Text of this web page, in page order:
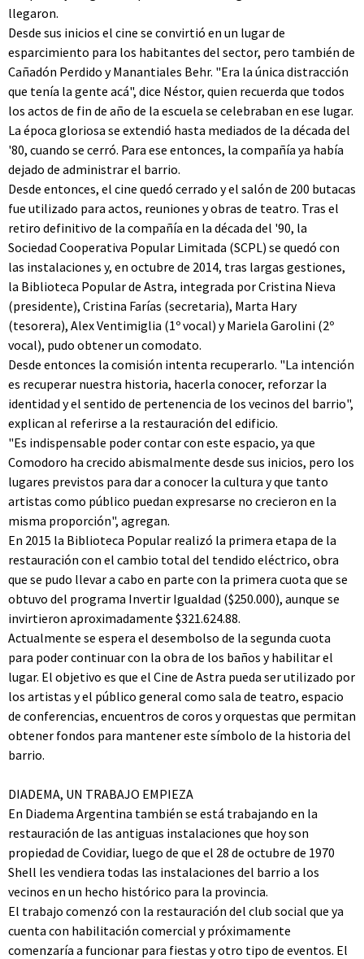
llegaron.
Desde sus inicios el cine se convirtió en un lugar de
esparcimiento para los habitantes del sector, pero también de
Cañadón Perdido y Manantiales Behr. "Era la única distracción
que tenía la gente acá", dice Néstor, quien recuerda que todos
los actos de fin de año de la escuela se celebraban en ese lugar.
La época gloriosa se extendió hasta mediados de la década del
'80, cuando se cerró. Para ese entonces, la compañía ya había
dejado de administrar el barrio.
Desde entonces, el cine quedó cerrado y el salón de 200 butacas
fue utilizado para actos, reuniones y obras de teatro. Tras el
retiro definitivo de la compañía en la década del '90, la
Sociedad Cooperativa Popular Limitada (SCPL) se quedó con
las instalaciones y, en octubre de 2014, tras largas gestiones,
la Biblioteca Popular de Astra, integrada por Cristina Nieva
(presidente), Cristina Farías (secretaria), Marta Hary
(tesorera), Alex Ventimiglia (1º vocal) y Mariela Garolini (2º
vocal), pudo obtener un comodato.
Desde entonces la comisión intenta recuperarlo. "La intención
es recuperar nuestra historia, hacerla conocer, reforzar la
identidad y el sentido de pertenencia de los vecinos del barrio",
explican al referirse a la restauración del edificio.
"Es indispensable poder contar con este espacio, ya que
Comodoro ha crecido abismalmente desde sus inicios, pero los
lugares previstos para dar a conocer la cultura y que tanto
artistas como público puedan expresarse no crecieron en la
misma proporción", agregan.
En 2015 la Biblioteca Popular realizó la primera etapa de la
restauración con el cambio total del tendido eléctrico, obra
que se pudo llevar a cabo en parte con la primera cuota que se
obtuvo del programa Invertir Igualdad ($250.000), aunque se
invirtieron aproximadamente $321.624.88.
Actualmente se espera el desembolso de la segunda cuota
para poder continuar con la obra de los baños y habilitar el
lugar. El objetivo es que el Cine de Astra pueda ser utilizado por
los artistas y el público general como sala de teatro, espacio
de conferencias, encuentros de coros y orquestas que permitan
obtener fondos para mantener este símbolo de la historia del
barrio.
DIADEMA, UN TRABAJO EMPIEZA
En Diadema Argentina también se está trabajando en la
restauración de las antiguas instalaciones que hoy son
propiedad de Covidiar, luego de que el 28 de octubre de 1970
Shell les vendiera todas las instalaciones del barrio a los
vecinos en un hecho histórico para la provincia.
El trabajo comenzó con la restauración del club social que ya
cuenta con habilitación comercial y próximamente
comenzaría a funcionar para fiestas y otro tipo de eventos. El